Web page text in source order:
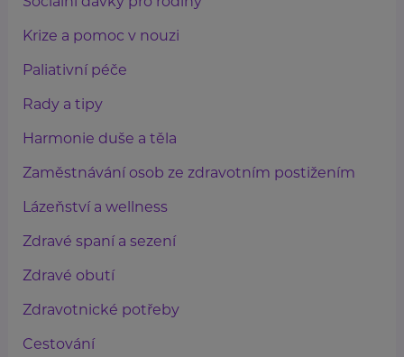
Krize a pomoc v nouzi
Paliativní péče
Rady a tipy
Harmonie duše a těla
Zaměstnávání osob ze zdravotním postižením
Lázeňství a wellness
Zdravé spaní a sezení
Zdravé obutí
Zdravotnické potřeby
Cestování